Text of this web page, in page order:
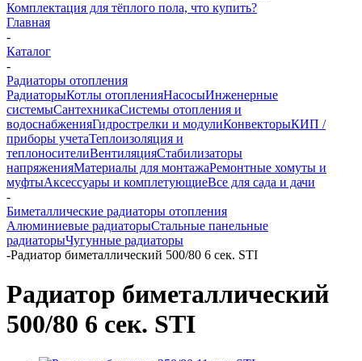
Комплектация для тёплого пола, что купить?
Главная
-
Каталог
-
Радиаторы отопления
РадиаторыКотлы отопленияНасосыИнженерные
системыСантехникаСистемы отопления и
водоснабженияГидрострелки и модулиКонвекторыКИП /
приборы учетаТеплоизоляция и
теплоносителиВентиляцияСтабилизаторы
напряженияМатериалы для монтажаРемонтные хомуты и
муфтыАксессуары и комплетующиеВсе для сада и дачи
-
Биметаллические радиаторы отопления
Алюминиевые радиаторыСтальные панельные
радиаторыЧугунные радиаторы
-Радиатор биметаллический 500/80 6 сек. STI
Радиатор биметаллический
500/80 6 сек. STI